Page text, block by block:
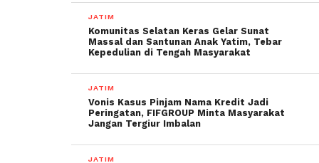
JATIM
Komunitas Selatan Keras Gelar Sunat
Massal dan Santunan Anak Yatim, Tebar
Kepedulian di Tengah Masyarakat
JATIM
Vonis Kasus Pinjam Nama Kredit Jadi
Peringatan, FIFGROUP Minta Masyarakat
Jangan Tergiur Imbalan
JATIM